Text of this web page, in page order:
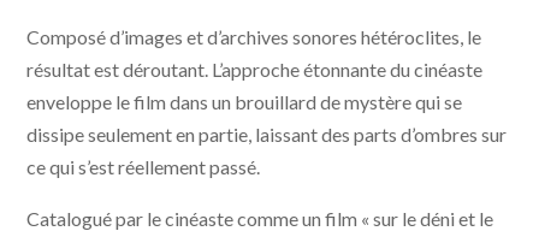
Composé d’images et d’archives sonores hétéroclites, le
résultat est déroutant. L’approche étonnante du cinéaste
enveloppe le film dans un brouillard de mystère qui se
dissipe seulement en partie, laissant des parts d’ombres sur
ce qui s’est réellement passé.
Catalogué par le cinéaste comme un film « sur le déni et le